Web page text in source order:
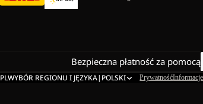
Bezpieczna płatność za pomocą
PLWYBÓR REGIONU I JĘZYKA| POLSKI Prywatność